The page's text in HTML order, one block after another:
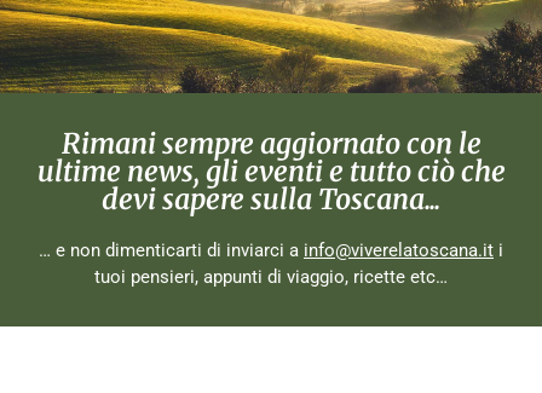
Rimani sempre aggiornato con le
ultime news, gli eventi e tutto ciò che
devi sapere sulla Toscana...
… e non dimenticarti di inviarci a info@viverelatoscana.it i
tuoi pensieri, appunti di viaggio, ricette etc…